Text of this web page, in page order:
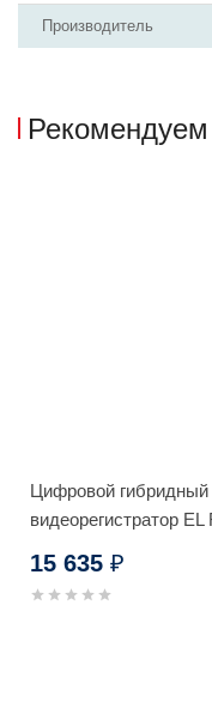
Производитель
Цифровой гибридный
видеорегистратор EL
15 635 ₽